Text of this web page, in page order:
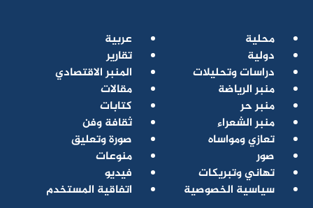
محلية
عربية
دولية
تقارير
دراسات وتحليلات
المنبر الاقتصادي
منبر الرياضة
مقالات
منبر حر
كتابات
منبر الشعراء
ثقافة وفن
تعازي ومواساه
صورة وتعليق
صور
منوعات
تهاني وتبريكات
فيديو
سياسية الخصوصية
اتفاقية المستخدم